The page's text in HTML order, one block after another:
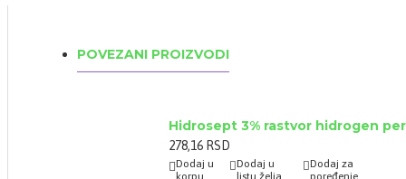
POVEZANI PROIZVODI
Hidrosept 3% rastvor hidrogen
278,16 RSD
Dodaj u
korpu
Dodaj u
listu želja
Dodaj za
poređenje